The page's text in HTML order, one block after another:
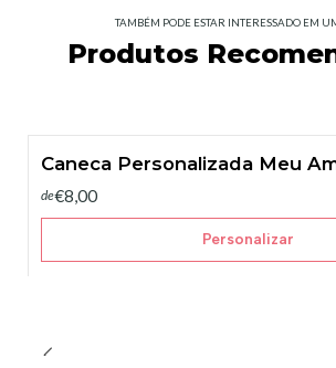
TAMBÉM PODE ESTAR INTERESSADO EM
Produtos
Caneca Personalizada Meu
de€8,00
Personalizar